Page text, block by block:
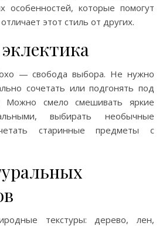
особенностей, которые помогут
этот стиль от других.
— свобода выбора. Не нужно
сочетать или подгонять под
Можно смело смешивать яркие
выбирать необычные
старинные предметы с
текстуры: дерево, лен,